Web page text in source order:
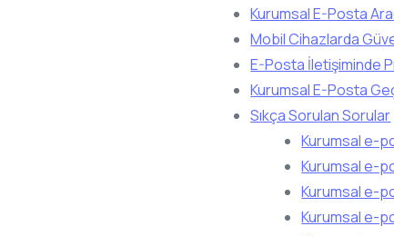
Kurumsal E-Posta
Mobil Cihazlarda
E-Posta İletişiminde
Kurumsal E-Posta
Sıkça Sorulan Sorular
Kurumsal e-
Kurumsal e-
Kurumsal e-
Kurumsal e-